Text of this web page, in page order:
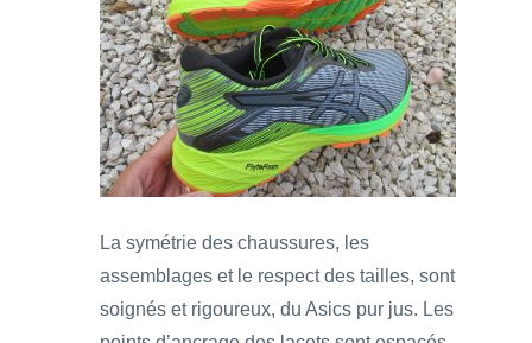
La symétrie des chaussures, les
assemblages et le respect des tailles, sont
soignés et rigoureux, du Asics pur jus. Les